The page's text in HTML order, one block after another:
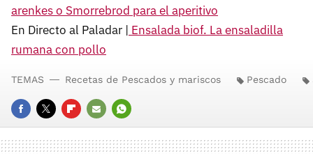
arenkes o Smorrebrod para el aperitivo
En Directo al Paladar | Ensalada biof. La ensaladilla
rumana con pollo
FACEBOOK
TWITTERFLIPBOARD
E-
MAIL
WHATSAPP
TEMAS Recetas de Pescados y mariscos Pescado